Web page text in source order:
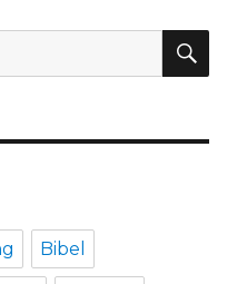
Bibel